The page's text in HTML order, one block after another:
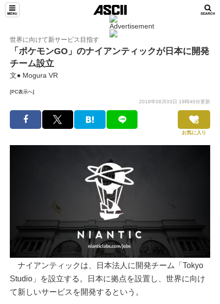
世界に向けて新サービス目指す
「ポケモンGO」のナイアンティックが日本に開発
チーム設立
文● Mogura VR
[PC表示へ]
2018年08月03日 19時40分更新
お気に入り
ナイアンティックは、日本法人に開発チーム「Tokyo
Studio」を設立する。日本に拠点を設置し、世界に向け
て新しいサービスを開発するという。